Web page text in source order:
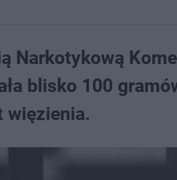
Narkotykową
blisko 100
więzienia.